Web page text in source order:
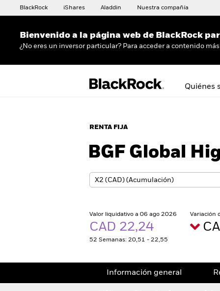
BlackRock iShares Aladdin Nuestra compañía
Bienvenido a la página web de BlackRock
¿No eres un inversor particular? Para acceder a contenido
Quiénes
RENTA FIJA
BGF Global
Valor liquidativo a 06 ago 2026
CAD 22,24
52 Semanas: 20,51 - 22,55
Variación
Información general